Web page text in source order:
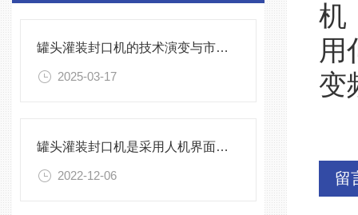
罐头灌装封口机的技术演变与市场前景
2025-03-17
罐头灌装封口机是采用人机界面操作设备
2022-12-06
机
用
变
留